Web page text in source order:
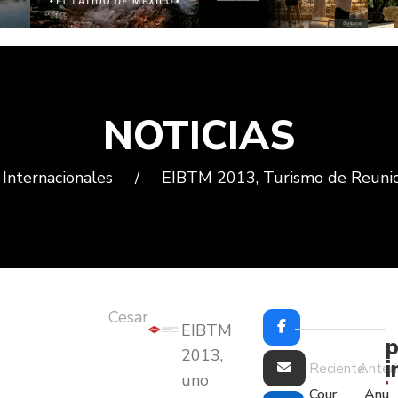
NOTICIAS
Internacionales / EIBTM 2013, Turismo de
Cesar
EIBTM
2013,
uno
Reciente